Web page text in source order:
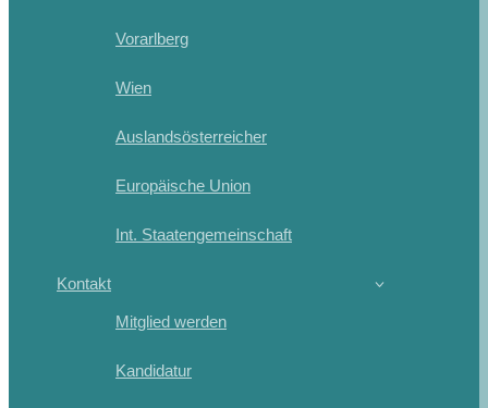
Vorarlberg
Wien
Auslandsösterreicher
Europäische Union
Int. Staatengemeinschaft
Kontakt
Mitglied werden
Kandidatur